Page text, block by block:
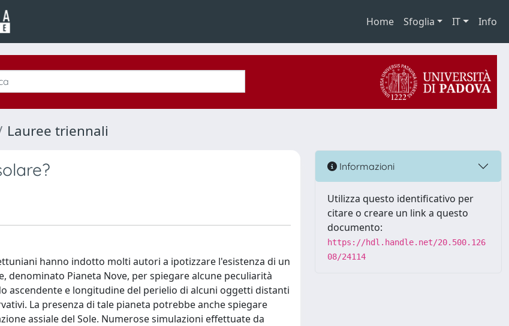
Home Sfoglia IT Info
Lauree triennali
hanno indotto molti autori a ipotizzare l'esistenza di un
Pianeta Nove, per spiegare alcune peculiarità
e longitudine del perielio di alcuni oggetti distanti
La presenza di tale pianeta potrebbe anche spiegare
assiale del Sole. Numerose simulazioni effettuate da
Informazioni
Utilizza questo identificativo per
citare o creare un link a questo
documento:
https://hdl.handle.net/20.500.126
08/24114